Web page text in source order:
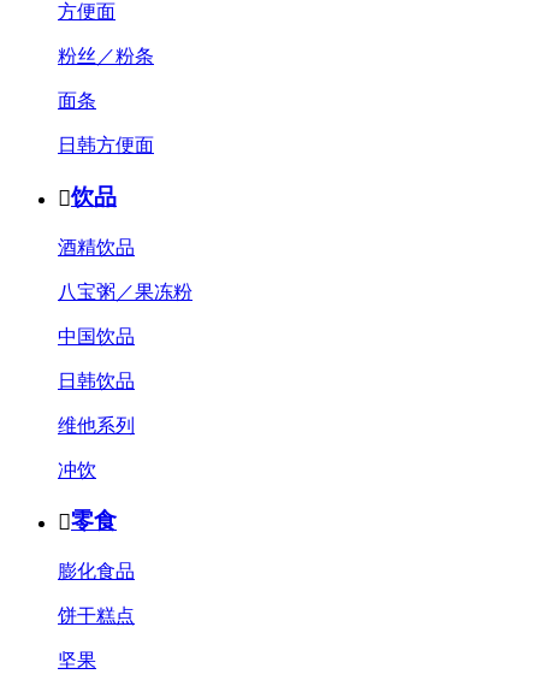
方便面
粉丝／粉条
面条
日韩方便面
饮品
酒精饮品
八宝粥／果冻粉
中国饮品
日韩饮品
维他系列
冲饮
零食
膨化食品
饼干糕点
坚果